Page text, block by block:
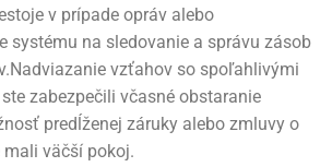
v prípade opráv alebo
systému na sledovanie a správu zásob
vzťahov so spoľahlivými
zabezpečili včasné obstaranie
predĺženej záruky alebo zmluvy o
väčší pokoj.